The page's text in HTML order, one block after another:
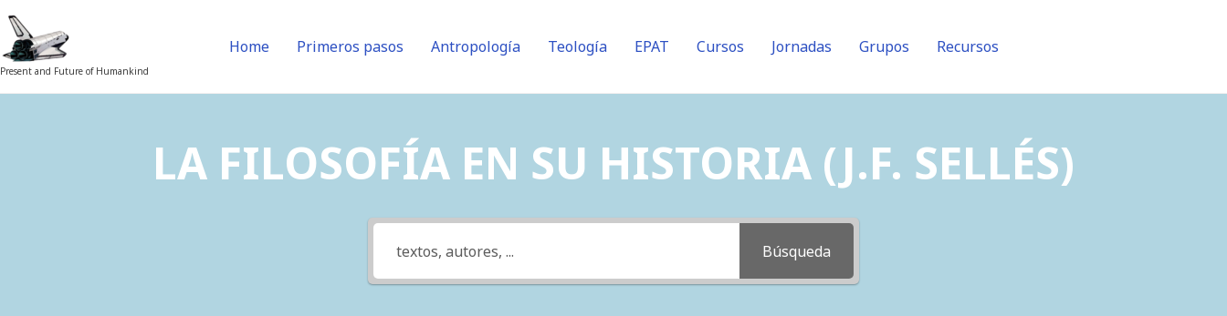
Skip
to
content
Present and Future of Humankind
Home Primeros pasos Antropología Teología EPAT Cursos Jornadas Grupos Recursos
LA FILOSOFÍA EN SU HISTORIA (J.F. SELLÉS)
Búsqueda